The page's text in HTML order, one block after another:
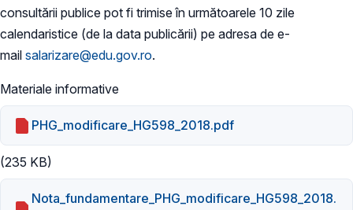
consultării publice pot fi trimise în următoarele 10 zile
calendaristice (de la data publicării) pe adresa de e-
mail salarizare@edu.gov.ro.
Materiale informative
PHG_modificare_HG598_2018.pdf
(235 KB)
Nota_fundamentare_PHG_modificare_HG598_2018.